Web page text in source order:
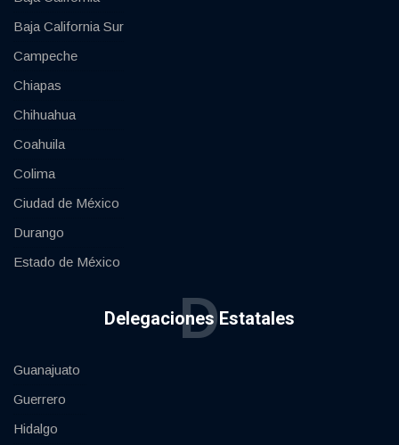
Baja California Sur
Campeche
Chiapas
Chihuahua
Coahuila
Colima
Ciudad de México
Durango
Estado de México
Delegaciones Estatales
D
Guanajuato
Guerrero
Hidalgo